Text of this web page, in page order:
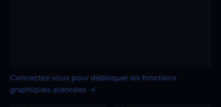
Connectez-vous pour débloquer les fonctions
graphiques avancées